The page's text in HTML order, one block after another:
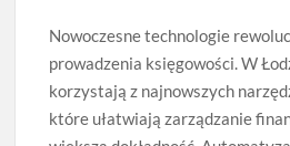
Nowoczesne technologie
prowadzenia księgowości. W
korzystają z najnowszych
które ułatwiają zarządzanie